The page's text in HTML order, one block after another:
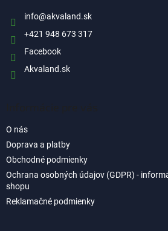
info@akvaland.sk
+421 948 673 317
Facebook
Akvaland.sk
O nás
Doprava a platby
Obchodné podmienky
Ochrana osobných údajov (GDPR) -
shopu
Reklamačné podmienky